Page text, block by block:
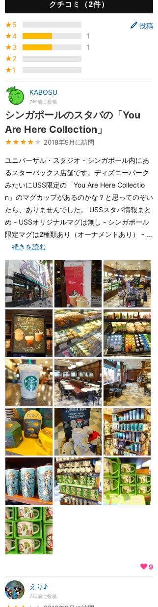
クチコミ（2件）
投稿
★5
★4
1
★3
1
★2
★1
KABOSU
7年前に投稿
シンガポールのスタバの「You
Are Here Collection」
★★★★ ★ 2018年9月に訪問
ユニバーサル・スタジオ・シンガポール内にあ
るスターバックス店舗です。ディズニーパーク
みたいにUSS限定の「You Are Here Collectio
n」のマグカップがあるのかな？と思ってのぞい
たら、ありませんでした。 USSスタバ情報まと
め - USSオリジナルマグは無し - シンガポール
限定マグは2種類あり（オーナメントあり） - ...
続きを読む
9
えり♪
7年前に投稿